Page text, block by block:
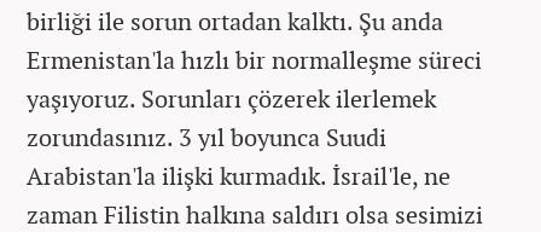
birliği ile sorun ortadan kalktı. Şu anda
Ermenistan'la hızlı bir normalleşme süreci
yaşıyoruz. Sorunları çözerek ilerlemek
zorundasınız. 3 yıl boyunca Suudi
Arabistan'la ilişki kurmadık. İsrail'le, ne
zaman Filistin halkına saldırı olsa sesimizi